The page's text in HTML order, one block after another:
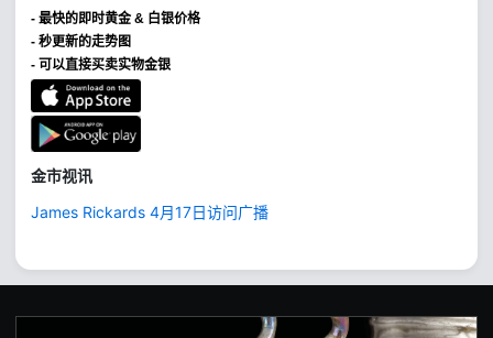
- 最快的即时黄金 & 白银价格
- 秒更新的走势图
- 可以直接买卖实物金银
金市视讯
James Rickards 4月17日访问广播